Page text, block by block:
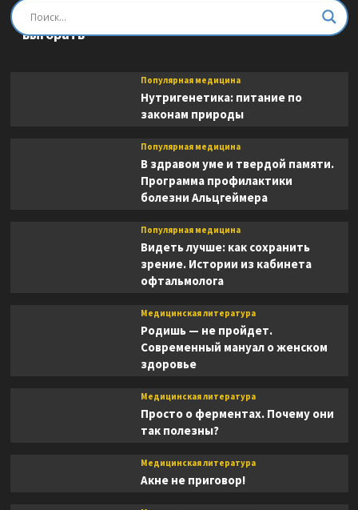
Быть врачом. Как помогать, развиваться и не
выгорать
Популярная медицина
Нутригенетика: питание по
законам природы
Популярная медицина
В здравом уме и твердой памяти.
Программа профилактики
болезни Альцгеймера
Популярная медицина
Видеть лучше: как сохранить
зрение. Истории из кабинета
офтальмолога
Медицинская литература
Родишь — не пройдет.
Современный мануал о женском
здоровье
Медицинская литература
Просто о ферментах. Почему они
так полезны?
Медицинская литература
Акне не приговор!